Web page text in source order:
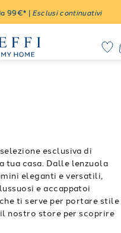
99€* | Esclusi continuativi
esclusiva di
tua casa. Dalle lenzuola
eleganti e versatili,
e accappatoi
ti serve per portare stile
nostro store per scoprire